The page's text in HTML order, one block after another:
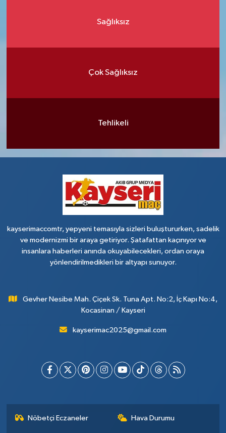
Sağlıksız
Çok Sağlıksız
Tehlikeli
kayserimaccomtr, yepyeni temasıyla sizleri buluştururken, sadelik
ve modernizmi bir araya getiriyor. Şatafattan kaçınıyor ve
insanlara haberleri anında okuyabilecekleri, ordan oraya
yönlendirilmedikleri bir altyapı sunuyor.
Gevher Nesibe Mah. Çiçek Sk. Tuna Apt. No:2, İç Kapı No:4,
Kocasinan / Kayseri
kayserimac2025@gmail.com
Nöbetçi Eczaneler Hava Durumu